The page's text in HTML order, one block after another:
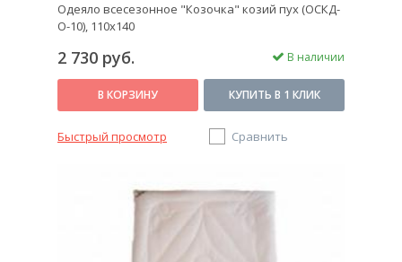
Одеяло всесезонное "Козочка" козий пух (ОСКД-
О-10), 110x140
2 730 руб. В наличии
В КОРЗИНУ КУПИТЬ В 1 КЛИК
Быстрый просмотр Сравнить